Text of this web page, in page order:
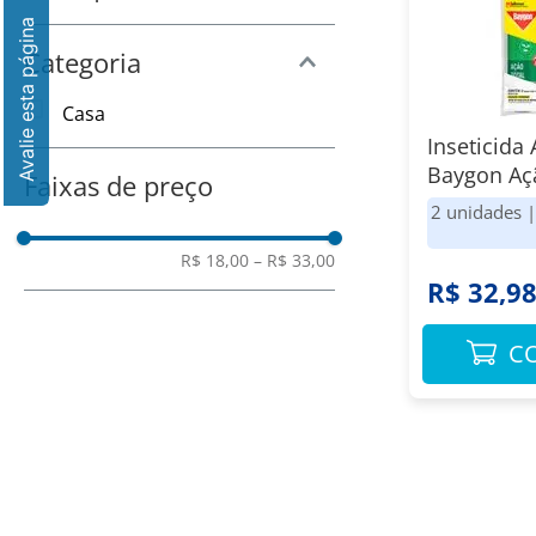
Categoria
Casa
Faixas de preço
R$ 18,00 – R$ 33,00
Inseticida
Baygon
360ml
2 unidades |
R$ 32,98